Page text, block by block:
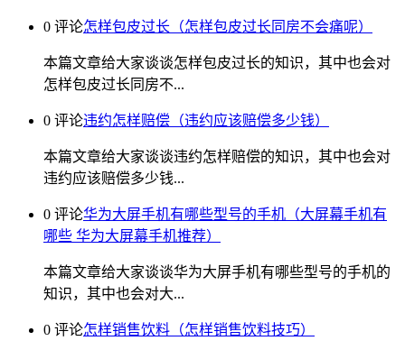
0 评论怎样包皮过长（怎样包皮过长同房不会痛呢）
本篇文章给大家谈谈怎样包皮过长的知识，其中也会对
怎样包皮过长同房不...
0 评论违约怎样赔偿（违约应该赔偿多少钱）
本篇文章给大家谈谈违约怎样赔偿的知识，其中也会对
违约应该赔偿多少钱...
0 评论华为大屏手机有哪些型号的手机（大屏幕手机有
哪些 华为大屏幕手机推荐）
本篇文章给大家谈谈华为大屏手机有哪些型号的手机的
知识，其中也会对大...
0 评论怎样销售饮料（怎样销售饮料技巧）